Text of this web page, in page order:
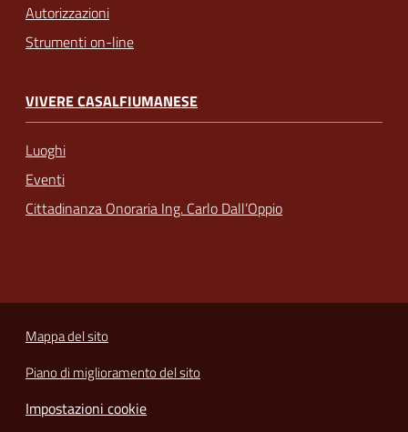
Autorizzazioni
Strumenti on-line
VIVERE CASALFIUMANESE
Luoghi
Eventi
Cittadinanza Onoraria Ing. Carlo Dall’Oppio
Mappa del sito
Piano di miglioramento del sito
Impostazioni cookie